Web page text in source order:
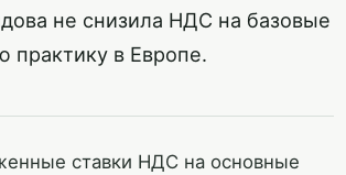
не снизила НДС на базовые
практику в Европе.
ставки НДС на основные